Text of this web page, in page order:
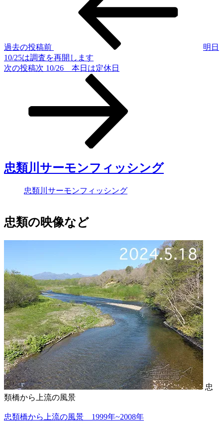
過去の投稿前
明日
10/25は調査を再開します
次の投稿次 10/26 本日は定休日
忠類川サーモンフィッシング
忠類川サーモンフィッシング
忠類の映像など
忠
類橋から上流の風景
忠類橋から上流の風景 1999年~2008年